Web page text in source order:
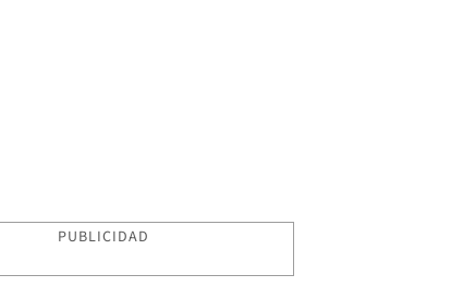
PUBLICIDAD